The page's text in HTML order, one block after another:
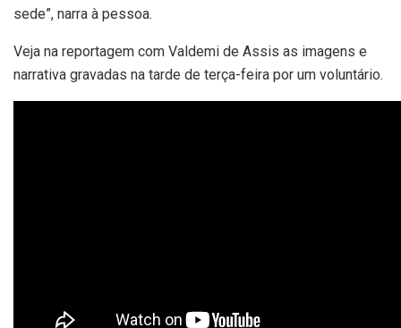
sede”, narra à pessoa.
Veja na reportagem com Valdemi de Assis as imagens e
narrativa gravadas na tarde de terça-feira por um voluntário.